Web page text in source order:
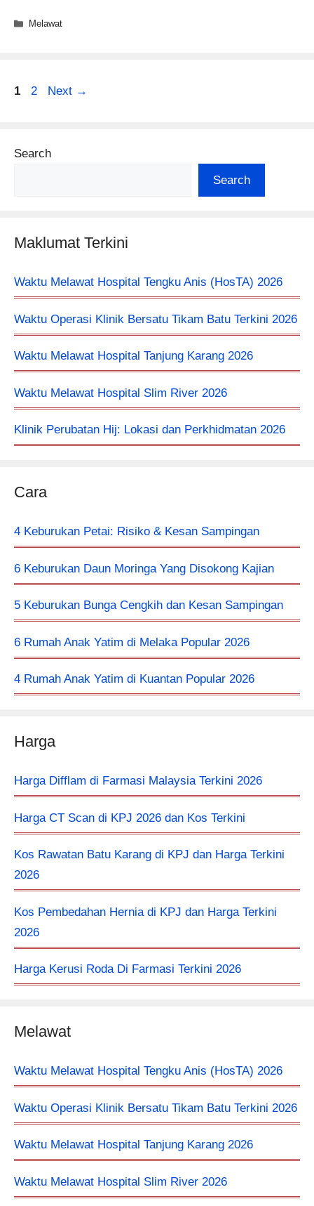
Categories
Melawat
Page
1 Page
2 Next →
Search
Search
Maklumat Terkini
Waktu Melawat Hospital Tengku Anis (HosTA) 2026
Waktu Operasi Klinik Bersatu Tikam Batu Terkini 2026
Waktu Melawat Hospital Tanjung Karang 2026
Waktu Melawat Hospital Slim River 2026
Klinik Perubatan Hij: Lokasi dan Perkhidmatan 2026
Cara
4 Keburukan Petai: Risiko & Kesan Sampingan
6 Keburukan Daun Moringa Yang Disokong Kajian
5 Keburukan Bunga Cengkih dan Kesan Sampingan
6 Rumah Anak Yatim di Melaka Popular 2026
4 Rumah Anak Yatim di Kuantan Popular 2026
Harga
Harga Difflam di Farmasi Malaysia Terkini 2026
Harga CT Scan di KPJ 2026 dan Kos Terkini
Kos Rawatan Batu Karang di KPJ dan Harga Terkini
2026
Kos Pembedahan Hernia di KPJ dan Harga Terkini
2026
Harga Kerusi Roda Di Farmasi Terkini 2026
Melawat
Waktu Melawat Hospital Tengku Anis (HosTA) 2026
Waktu Operasi Klinik Bersatu Tikam Batu Terkini 2026
Waktu Melawat Hospital Tanjung Karang 2026
Waktu Melawat Hospital Slim River 2026